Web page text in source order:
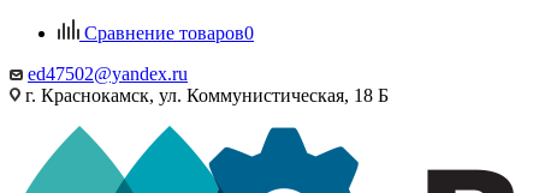
Сравнение товаров0
ed47502@yandex.ru
г. Краснокамск, ул. Коммунистическая, 18 Б